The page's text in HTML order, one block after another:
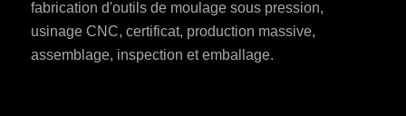
fabrication d'outils de moulage sous pression,
usinage CNC, certificat, production massive,
assemblage, inspection et emballage.